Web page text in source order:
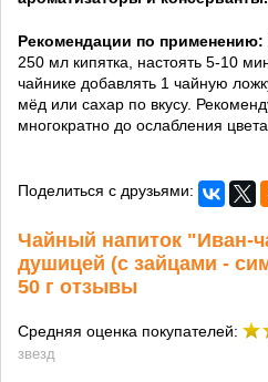
Рекомендации по применению:
250 мл кипятка, настоять 5-10
чайнике добавлять 1 чайную
мёд или сахар по вкусу.
многократно до ослабления цвета
Поделиться с друзьями:
Чайный напиток "Иван-
душицей (с зайцами -
50 г отзывы
Средняя оценка покупателей:
звезд